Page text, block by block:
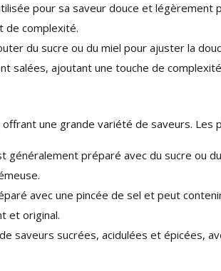
pour sa saveur douce et légèrement
de complexité.
du sucre ou du miel pour ajuster la
salées, ajoutant une touche de
une grande variété de saveurs. Les
généralement préparé avec du sucre ou
avec une pincée de sel et peut
et original.
saveurs sucrées, acidulées et épicées,